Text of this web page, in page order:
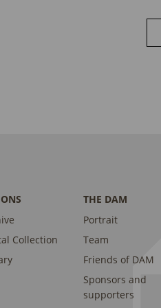
Collection
THE DAM
Portrait
Team
Friends of DAM
Sponsors and
supporters